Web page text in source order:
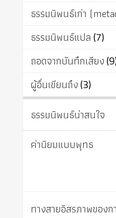
ธรรมนิพนธ์เก่า
ธรรมนิพนธ์แปล (7)
ถอดจากบันทึกเสียง
ผู้อื่นเขียนถึง(3)
ธรรมนิพนธ์น่าสนใจ
ค่านิยมแบบพุทธ
ทางสายอิสรภาพของ